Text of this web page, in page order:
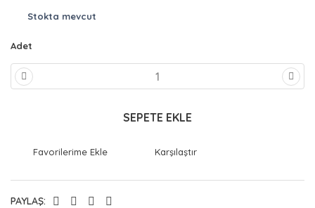
Stokta mevcut
Adet
SEPETE EKLE
Karşılaştır
PAYLAŞ: